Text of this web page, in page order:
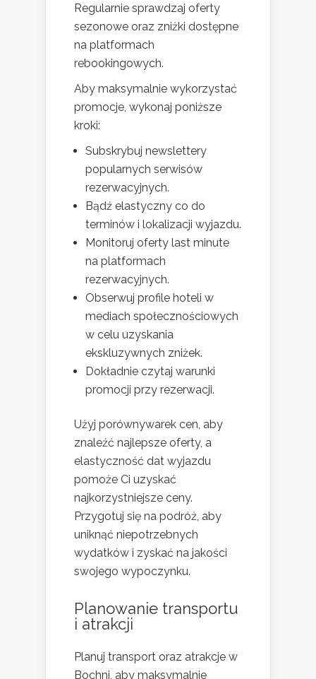
Regularnie sprawdzaj oferty
sezonowe oraz zniżki dostępne
na platformach
rebookingowych.
Aby maksymalnie wykorzystać
promocje, wykonaj poniższe
kroki:
Subskrybuj newslettery
popularnych serwisów
rezerwacyjnych.
Bądź elastyczny co do
terminów i lokalizacji wyjazdu.
Monitoruj oferty last minute
na platformach
rezerwacyjnych.
Obserwuj profile hoteli w
mediach społecznościowych
w celu uzyskania
ekskluzywnych zniżek.
Dokładnie czytaj warunki
promocji przy rezerwacji.
Użyj porównywarek cen, aby
znaleźć najlepsze oferty, a
elastyczność dat wyjazdu
pomoże Ci uzyskać
najkorzystniejsze ceny.
Przygotuj się na podróż, aby
uniknąć niepotrzebnych
wydatków i zyskać na jakości
swojego wypoczynku.
Planowanie transportu
i atrakcji
Planuj transport oraz atrakcje w
Bochni, aby maksymalnie